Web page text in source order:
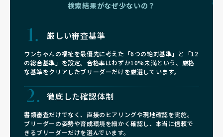
検索結果がなぜ少ないの？
厳しい審査基準
ワンちゃんの福祉を最優先に考えた「6つの絶対基準」と「12
の総合基準」を設定。合格率はわずか10%未満という、厳格
な基準をクリアしたブリーダーだけを厳選しています。
徹底した確認体制
書類審査だけでなく、直接のヒアリングや現地確認を実施。
ブリーダーの姿勢や育成環境を細かく確認し、本当に信頼で
きるブリーダーだけを選んでいます。